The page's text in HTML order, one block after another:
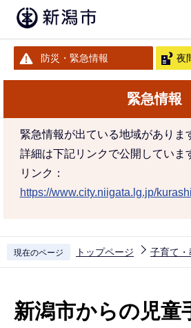
防災・緊急情報 夜
緊急情報
緊急情報が出ている地域がありま
詳細は下記リンクで公開していま
リンク：
https://www.city.niigata.lg.jp/
現在のページ トップページ 子育て・
新潟市からの児童